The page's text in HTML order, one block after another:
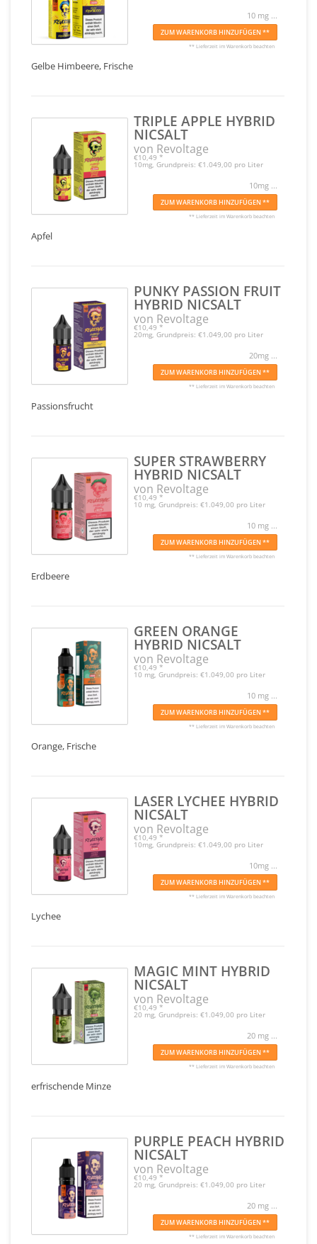
10 mg ...
ZUM WARENKORB HINZUFÜGEN **
** Lieferzeit im Warenkorb beachten
Gelbe Himbeere, Frische
TRIPLE APPLE HYBRID
NICSALT
von Revoltage
€10,49 *
10mg, Grundpreis: €1.049,00 pro Liter
10mg ...
ZUM WARENKORB HINZUFÜGEN **
** Lieferzeit im Warenkorb beachten
Apfel
PUNKY PASSION FRUIT
HYBRID NICSALT
von Revoltage
€10,49 *
20mg, Grundpreis: €1.049,00 pro Liter
20mg ...
ZUM WARENKORB HINZUFÜGEN **
** Lieferzeit im Warenkorb beachten
Passionsfrucht
SUPER STRAWBERRY
HYBRID NICSALT
von Revoltage
€10,49 *
10 mg, Grundpreis: €1.049,00 pro Liter
10 mg ...
ZUM WARENKORB HINZUFÜGEN **
** Lieferzeit im Warenkorb beachten
Erdbeere
GREEN ORANGE
HYBRID NICSALT
von Revoltage
€10,49 *
10 mg, Grundpreis: €1.049,00 pro Liter
10 mg ...
ZUM WARENKORB HINZUFÜGEN **
** Lieferzeit im Warenkorb beachten
Orange, Frische
LASER LYCHEE HYBRID
NICSALT
von Revoltage
€10,49 *
10mg, Grundpreis: €1.049,00 pro Liter
10mg ...
ZUM WARENKORB HINZUFÜGEN **
** Lieferzeit im Warenkorb beachten
Lychee
MAGIC MINT HYBRID
NICSALT
von Revoltage
€10,49 *
20 mg, Grundpreis: €1.049,00 pro Liter
20 mg ...
ZUM WARENKORB HINZUFÜGEN **
** Lieferzeit im Warenkorb beachten
erfrischende Minze
PURPLE PEACH HYBRID
NICSALT
von Revoltage
€10,49 *
20 mg, Grundpreis: €1.049,00 pro Liter
20 mg ...
ZUM WARENKORB HINZUFÜGEN **
** Lieferzeit im Warenkorb beachten